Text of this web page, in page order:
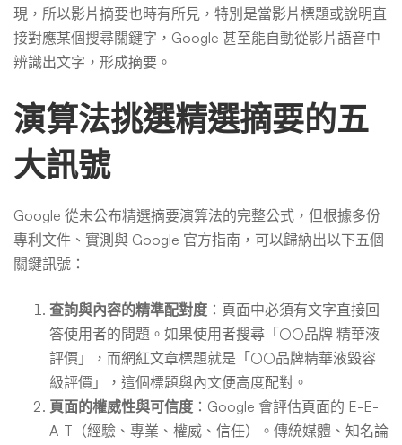
現，所以影片摘要也時有所見，特別是當影片標題或說明直
接對應某個搜尋關鍵字，Google 甚至能自動從影片語音中
辨識出文字，形成摘要。
演算法挑選精選摘要的五
大訊號
Google 從未公布精選摘要演算法的完整公式，但根據多份
專利文件、實測與 Google 官方指南，可以歸納出以下五個
關鍵訊號：
查詢與內容的精準配對度 ：頁面中必須有文字直接回
答使用者的問題。如果使用者搜尋「○○品牌 精華液
評價」，而網紅文章標題就是「○○品牌精華液毀容
級評價」，這個標題與內文便高度配對。
頁面的權威性與可信度 ：Google 會評估頁面的 E-E-
A-T（經驗、專業、權威、信任）。傳統媒體、知名論